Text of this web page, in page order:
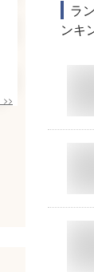
>>
ラ
ンキ